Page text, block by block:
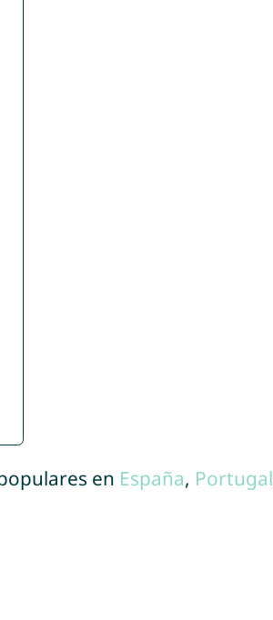
en España, Portugal